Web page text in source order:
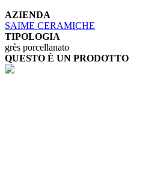
AZIENDA
SAIME CERAMICHE
TIPOLOGIA
grès porcellanato
QUESTO È UN PRODOTTO